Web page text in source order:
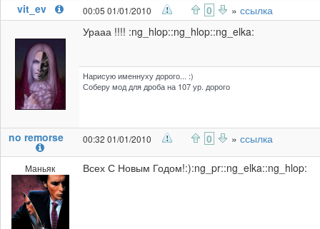
vit_ev 00:05 01/01/2010 0 » ссылка
Урааа !!!! :ng_hlop::ng_hlop::ng_elka:
Нарисую именнуху дорого... :)
Соберу мод для дроба на 107 ур. дорого
no remorse 00:32 01/01/2010 0 » ссылка
Маньяк Всех С Новым Годом!:):ng_pr::ng_elka::ng_hlop: